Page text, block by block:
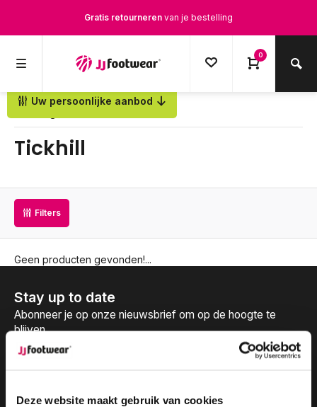
Deze website maakt gebruik van cookies
Gratis retourneren van je bestelling
0
Uw persoonlijke aanbod
Tickhill
Filters
Geen producten gevonden!...
Stay up to date
Abonneer je op onze nieuwsbrief om op de hoogte te
blijven.